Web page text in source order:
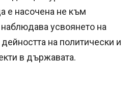
е насочена не към
усвоянето на
на политически и
в държавата.